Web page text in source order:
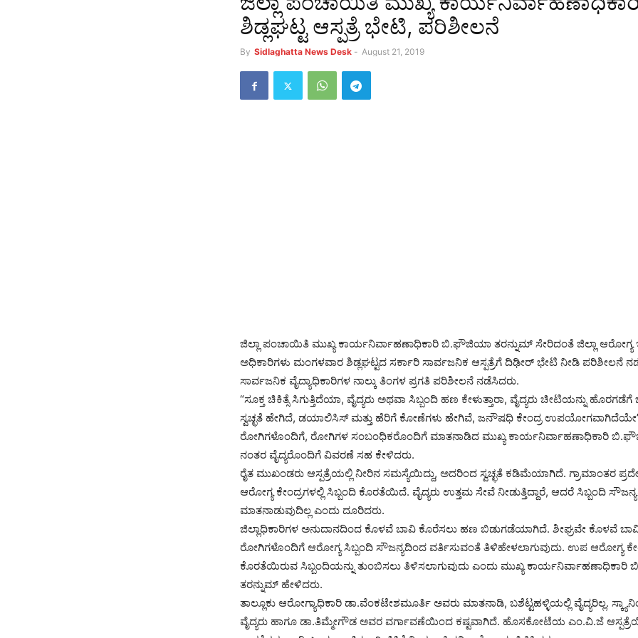
ಶಿಡ್ಲಘಟ್ಟ ಆಸ್ಪತ್ರೆ ಭೇಟಿ, ಪರಿಶೀಲನೆ
By Sidlaghatta News Desk - August 21, 2019
ಜಿಲ್ಲಾ ಪಂಚಾಯಿತಿ ಮುಖ್ಯ ಕಾರ್ಯನಿರ್ವಾಹಣಾಧಿಕಾರಿ ಬಿ.ಫೌಜಿಯಾ ತರನ್ನುಮ್ ಸೇರಿದಂತೆ ಜಿಲ್ಲಾ
ಅಧಿಕಾರಿಗಳು ಮಂಗಳವಾರ ಶಿಡ್ಲಘಟ್ಟದ ಸರ್ಕಾರಿ ಸಾರ್ವಜನಿಕ ಆಸ್ಪತ್ರೆಗೆ ದಿಢೀರ್ ಭೇಟಿ ನೀಡಿ ಪರಿಶೀಲನೆ
ಸಾರ್ವಜನಿಕ ವೈದ್ಯಾಧಿಕಾರಿಗಳ ನಾಲ್ಕು ತಿಂಗಳ ಪ್ರಗತಿ ಪರಿಶೀಲನೆ ನಡೆಸಿದರು.
“ಸೂಕ್ತ ಚಿಕಿತ್ಸೆ ಸಿಗುತ್ತಿದೆಯಾ, ವೈದ್ಯರು ಅಥವಾ ಸಿಬ್ಬಂದಿ ಹಣ ಕೇಳುತ್ತಾರಾ, ವೈದ್ಯರು ಚೀಟಿಯನ್ನು
ಸ್ವಚ್ಛತೆ ಹೇಗಿದೆ, ಡಯಾಲಿಸಿಸ್ ಮತ್ತು ಹೆರಿಗೆ ಕೋಣೆಗಳು ಹೇಗಿವೆ, ಜನೌಷಧಿ ಕೇಂದ್ರ
ರೋಗಿಗಳೊಂದಿಗೆ, ರೋಗಿಗಳ ಸಂಬಂಧಿಕರೊಂದಿಗೆ ಮಾತನಾಡಿದ ಮುಖ್ಯ ಕಾರ್ಯನಿರ್ವಾಹಣಾಧಿಕಾರಿ
ನಂತರ ವೈದ್ಯರೊಂದಿಗೆ ವಿವರಣೆ ಸಹ ಕೇಳಿದರು.
ರೈತ ಮುಖಂಡರು ಆಸ್ಪತ್ರೆಯಲ್ಲಿ ನೀರಿನ ಸಮಸ್ಯೆಯಿದ್ದು, ಅದರಿಂದ ಸ್ವಚ್ಛತೆ ಕಡಿಮೆಯಾಗಿದೆ. ಗ್ರಾಮಾಂತರ
ಆರೋಗ್ಯ ಕೇಂದ್ರಗಳಲ್ಲಿ ಸಿಬ್ಬಂದಿ ಕೊರತೆಯಿದೆ. ವೈದ್ಯರು ಉತ್ತಮ ಸೇವೆ ನೀಡುತ್ತಿದ್ದಾರೆ, ಆದರೆ ಸಿಬ್ಬಂದಿ
ಮಾತನಾಡುವುದಿಲ್ಲ ಎಂದು ದೂರಿದರು.
ಜಿಲ್ಲಾಧಿಕಾರಿಗಳ ಅನುದಾನದಿಂದ ಕೊಳವೆ ಬಾವಿ ಕೊರೆಸಲು ಹಣ ಬಿಡುಗಡೆಯಾಗಿದೆ. ಶೀಘ್ರವೇ ಕೊಳವೆ ಬಾವಿ
ರೋಗಿಗಳೊಂದಿಗೆ ಆರೋಗ್ಯ ಸಿಬ್ಬಂದಿ ಸೌಜನ್ಯದಿಂದ ವರ್ತಿಸುವಂತೆ ತಿಳಿಹೇಳಲಾಗುವುದು. ಉಪ ಆರೋಗ್ಯ
ಕೊರತೆಯಿರುವ ಸಿಬ್ಬಂದಿಯನ್ನು ತುಂಬಿಸಲು ತಿಳಿಸಲಾಗುವುದು ಎಂದು ಮುಖ್ಯ
ತರನ್ನುಮ್ ಹೇಳಿದರು.
ತಾಲ್ಲೂಕು ಆರೋಗ್ಯಾಧಿಕಾರಿ ಡಾ.ವೆಂಕಟೇಶಮೂರ್ತಿ ಅವರು ಮಾತನಾಡಿ, ಬಶೆಟ್ಟಹಳ್ಳಿಯಲ್ಲಿ ವೈದ್ಯರಿಲ್ಲ.
ವೈದ್ಯರು ಹಾಗೂ ಡಾ.ತಿಮ್ಮೇಗೌಡ ಅವರ ವರ್ಗಾವಣೆಯಿಂದ ಕಷ್ಟವಾಗಿದೆ. ಹೊಸಕೋಟೆಯ ಎಂ.ವಿ.ಜೆ